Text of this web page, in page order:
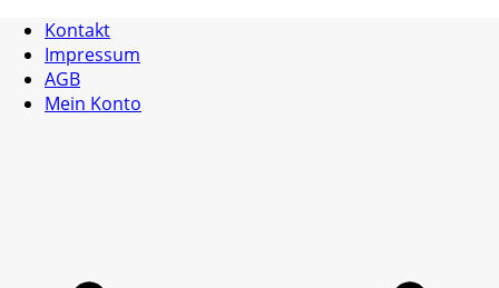
Kontakt
Impressum
AGB
Mein Konto